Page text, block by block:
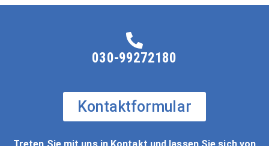
030-99272180
Kontaktformular
Treten Sie mit uns in Kontakt und lassen Sie sich von